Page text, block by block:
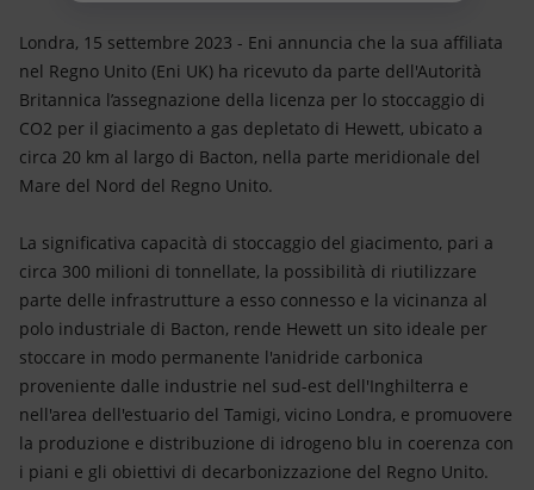
Energia accessibile
Innovazione
Scenari energetici
Londra, 15 settembre 2023 - Eni annuncia che la sua affiliata
nel Regno Unito (Eni UK) ha ricevuto da parte dell'Autorità
Britannica l’assegnazione della licenza per lo stoccaggio di
CO2 per il giacimento a gas depletato di Hewett, ubicato a
circa 20 km al largo di Bacton, nella parte meridionale del
Mare del Nord del Regno Unito.
La significativa capacità di stoccaggio del giacimento, pari a
circa 300 milioni di tonnellate, la possibilità di riutilizzare
parte delle infrastrutture a esso connesso e la vicinanza al
polo industriale di Bacton, rende Hewett un sito ideale per
stoccare in modo permanente l'anidride carbonica
proveniente dalle industrie nel sud-est dell'Inghilterra e
nell'area dell'estuario del Tamigi, vicino Londra, e promuovere
la produzione e distribuzione di idrogeno blu in coerenza con
i piani e gli obiettivi di decarbonizzazione del Regno Unito.